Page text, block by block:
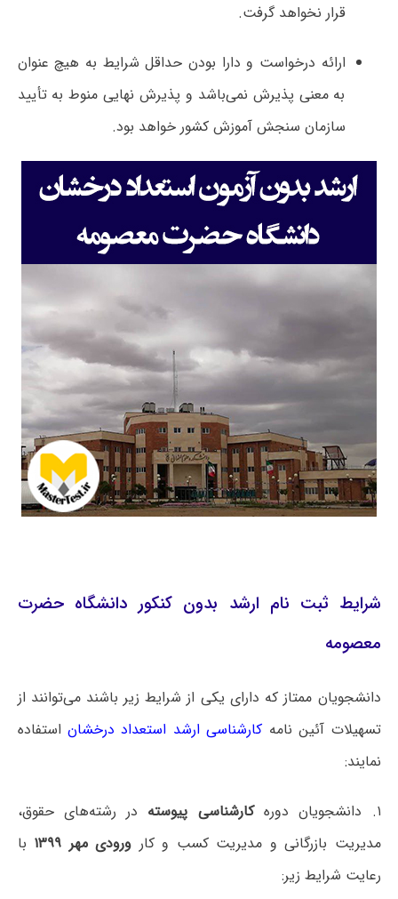
قرار نخواهد گرفت.
ارائه درخواست و دارا بودن حداقل شرایط به هیچ عنوان
به معنی پذیرش نمی‌باشد و پذیرش نهایی منوط به تأیید
سازمان سنجش آموزش کشور خواهد بود.
شرایط ثبت نام ارشد بدون کنکور دانشگاه حضرت
معصومه
دانشجویان ممتاز که دارای یکی از شرایط زیر باشند می‌توانند از
تسهیلات آئین نامه کارشناسی ارشد استعداد درخشان استفاده
نمایند:
۱. دانشجویان دوره کارشناسی پیوسته در رشته‌های حقوق،
مدیریت بازرگانی و مدیریت کسب و کار ورودی مهر ۱۳۹۹
با
رعایت شرایط زیر: